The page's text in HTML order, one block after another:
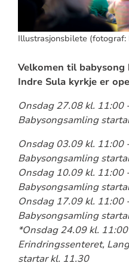
Illustrasjonsbilete (fotograf:
Velkomen til babysong
Indre Sula kyrkje er
Onsdag 27.08 kl. 11:00
Babysongsamling
Onsdag 03.09 kl. 11:00
Babysongsamling
Onsdag 10.09 kl. 11:00
Babysongsamling
Onsdag 17.09 kl. 11:00
Babysongsamling
*Onsdag 24.09 kl.
Erindringssenteret,
startar kl. 11.30